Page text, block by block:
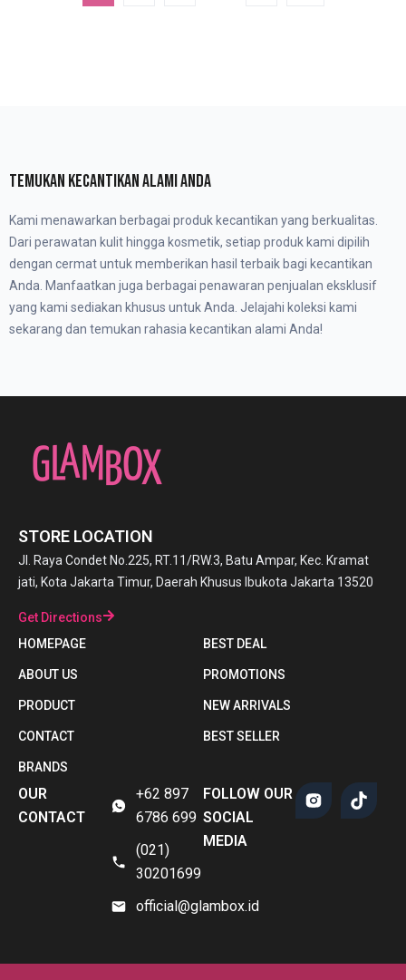
TEMUKAN KECANTIKAN ALAMI ANDA
Kami menawarkan berbagai produk kecantikan yang berkualitas.
Dari perawatan kulit hingga kosmetik, setiap produk kami dipilih
dengan cermat untuk memberikan hasil terbaik bagi kecantikan
Anda. Manfaatkan juga berbagai penawaran penjualan eksklusif
yang kami sediakan khusus untuk Anda. Jelajahi koleksi kami
sekarang dan temukan rahasia kecantikan alami Anda!
STORE LOCATION
Jl. Raya Condet No.225, RT.11/RW.3, Batu Ampar, Kec. Kramat
jati, Kota Jakarta Timur, Daerah Khusus Ibukota Jakarta 13520
Get Directions
HOMEPAGE
BEST DEAL
ABOUT US PROMOTIONS
PRODUCT NEW ARRIVALS
CONTACT BEST SELLER
BRANDS
OUR
CONTACT
+62 897
6786 699
(021)
30201699
official@glambox.id
FOLLOW OUR
SOCIAL
MEDIA